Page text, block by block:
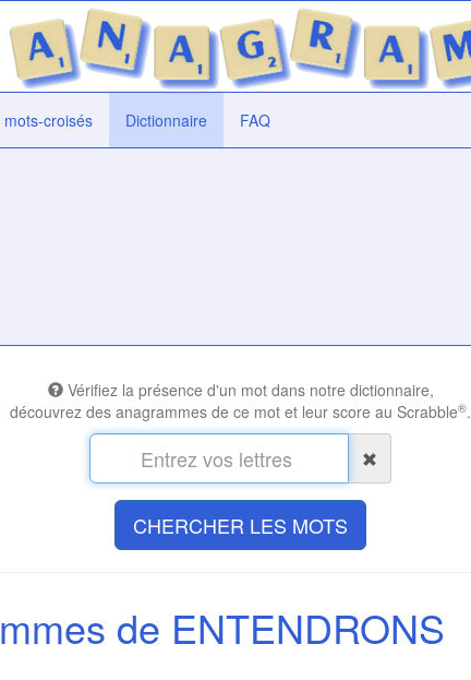
croisés Dictionnaire FAQ
Vérifiez la présence d'un mot dans notre dictionnaire,
découvrez des anagrammes de ce mot et leur score au Scrabble®.
CHERCHER LES MOTS
de ENTENDRONS